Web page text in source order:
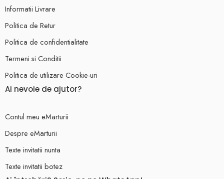
Informatii Livrare
Politica de Retur
Politica de confidentialitate
Termeni si Conditii
Politica de utilizare Cookie-uri
Ai nevoie de ajutor?
Contul meu eMarturii
Despre eMarturii
Texte invitatii nunta
Texte invitatii botez